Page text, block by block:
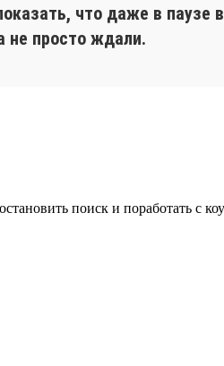
что даже в паузе
не просто ждали.
поиск и поработать с